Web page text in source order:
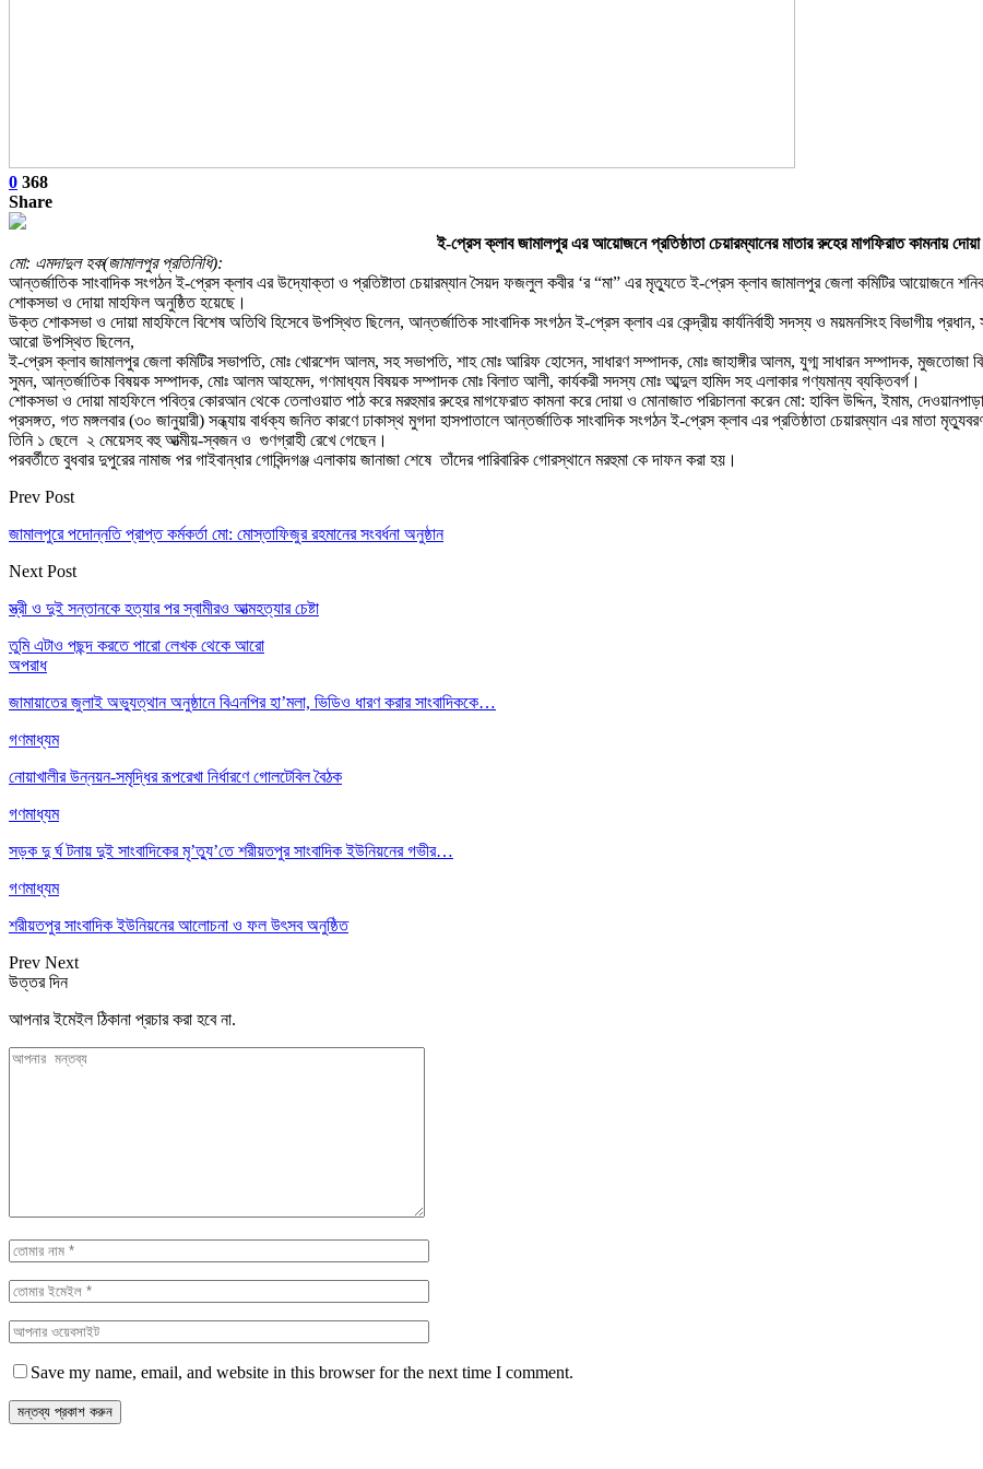
0 368
Share
ই-প্রেস ক্লাব জামালপুর এর আয়োজনে প্রতিষ্ঠাতা চেয়ারম্যানের মাতার রুহের মাগফিরাত কামনায়
মো: এমদাদুল হক(জামালপুর প্রতিনিধি):
আন্তর্জাতিক সাংবাদিক সংগঠন ই-প্রেস ক্লাব এর উদ্যোক্তা ও প্রতিষ্টাতা চেয়ারম্যান সৈয়দ ফজলুল কবীর ‘র “মা” এর মৃত্যুতে ই-প্রেস ক্লাব জামালপুর জেলা কমিটির আয়োজনে
শোকসভা ও দোয়া মাহফিল অনুষ্ঠিত হয়েছে।
উক্ত শোকসভা ও দোয়া মাহফিলে বিশেষ অতিথি হিসেবে উপস্থিত ছিলেন, আন্তর্জাতিক সাংবাদিক সংগঠন ই-প্রেস ক্লাব এর কেন্দ্রীয় কার্যনির্বাহী সদস্য ও ময়মনসিংহ বিভাগীয়
আরো উপস্থিত ছিলেন,
ই-প্রেস ক্লাব জামালপুর জেলা কমিটির সভাপতি, মোঃ খোরশেদ আলম, সহ সভাপতি, শাহ মোঃ আরিফ হোসেন, সাধারণ সম্পাদক, মোঃ জাহাঙ্গীর আলম, যুগ্ম সাধারন সম্পাদক,
সুমন, আন্তর্জাতিক বিষয়ক সম্পাদক, মোঃ আলম আহমেদ, গণমাধ্যম বিষয়ক সম্পাদক মোঃ বিলাত আলী, কার্যকরী সদস্য মোঃ আব্দুল হামিদ সহ এলাকার গণ্যমান্য ব্যক্তিবর্গ।
শোকসভা ও দোয়া মাহফিলে পবিত্র কোরআন থেকে তেলাওয়াত পাঠ করে মরহুমার রুহের মাগফেরাত কামনা করে দোয়া ও মোনাজাত পরিচালনা করেন মো: হাবিল উদ্দিন, ইমাম,
প্রসঙ্গত, গত মঙ্গলবার (৩০ জানুয়ারী) সন্ধ্যায় বার্ধক্য জনিত কারণে ঢাকাস্থ মুগদা হাসপাতালে আন্তর্জাতিক সাংবাদিক সংগঠন ই-প্রেস ক্লাব এর প্রতিষ্ঠাতা চেয়ারম্যান এর মাতা
তিনি ১ ছেলে ২ মেয়েসহ বহু আত্মীয়-স্বজন ও গুণগ্রাহী রেখে গেছেন।
পরবর্তীতে বুধবার দুপুরের নামাজ পর গাইবান্ধার গোবিন্দগঞ্জ এলাকায় জানাজা শেষে তাঁদের পারিবারিক গোরস্থানে মরহুমা কে দাফন করা হয়।
Prev Post
জামালপুরে পদোন্নতি প্রাপ্ত কর্মকর্তা মো: মোস্তাফিজুর রহমানের সংবর্ধনা অনুষ্ঠান
Next Post
স্ত্রী ও দুই সন্তানকে হত্যার পর স্বামীরও আত্মহত্যার চেষ্টা
তুমি এটাও পছন্দ করতে পারো লেখক থেকে আরো
অপরাধ
জামায়াতের জুলাই অভ্যুত্থান অনুষ্ঠানে বিএনপির হা’মলা, ভিডিও ধারণ করার সাংবাদিককে…
গণমাধ্যম
নোয়াখালীর উন্নয়ন-সমৃদ্ধির রূপরেখা নির্ধারণে গোলটেবিল বৈঠক
গণমাধ্যম
সড়ক দু র্ঘ টনায় দুই সাংবাদিকের মৃ’ত্যু’তে শরীয়তপুর সাংবাদিক ইউনিয়নের গভীর…
গণমাধ্যম
শরীয়তপুর সাংবাদিক ইউনিয়নের আলোচনা ও ফল উৎসব অনুষ্ঠিত
Prev Next
উত্তর দিন
আপনার ইমেইল ঠিকানা প্রচার করা হবে না.
Save my name, email, and website in this browser for the next time I comment.